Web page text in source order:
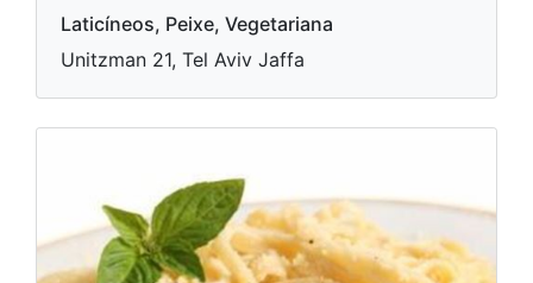
Laticíneos, Peixe, Vegetariana
Unitzman 21, Tel Aviv Jaffa